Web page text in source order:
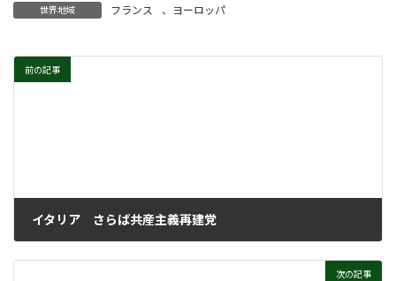
世界地域 フランス 、 ヨーロッパ
前の記事
イタリア さらば共産主義再建党
次の記事